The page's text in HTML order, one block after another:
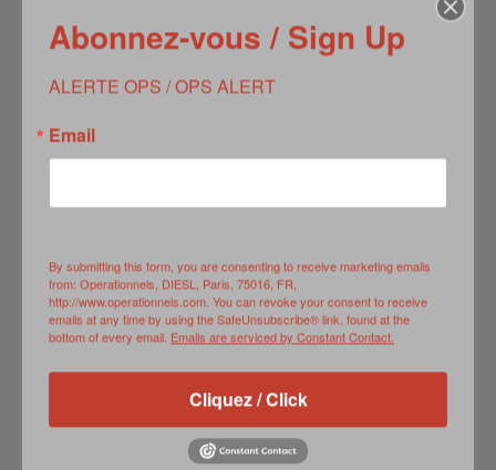
MRF-E 20.1: Cold Weather Training
Crédit photos : Cpl Brennon Taylor, US Marine Corps, 25
novembre 2019, Setermoen, Norvège (US Department of
Defense/dvids)
Abonnez-vous / Sign Up
ALERTE OPS / OPS ALERT
Email
By submitting this form, you are consenting to receive marketing emails
from: Operationnels, DIESL, Paris, 75016, FR,
http://www.operationnels.com. You can revoke your consent to receive
emails at any time by using the SafeUnsubscribe® link, found at the
bottom of every email. Emails are serviced by Constant Contact.
Cliquez / Click